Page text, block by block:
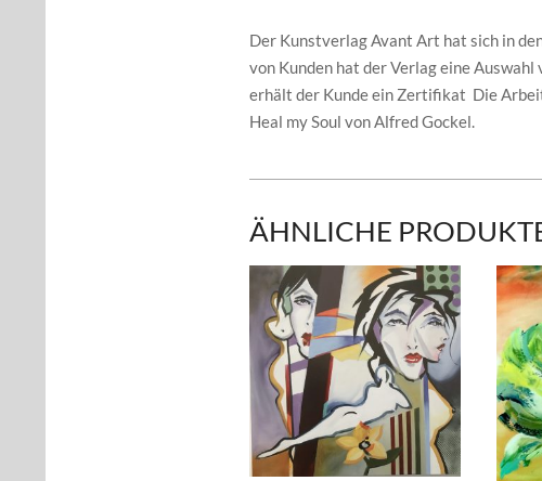
Der Kunstverlag Avant Art hat sich in
von Kunden hat der Verlag eine
erhält der Kunde ein Zertifikat Die
Heal my Soul von Alfred Gockel.
ÄHNLICHE